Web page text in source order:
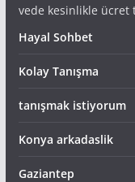
vede kesinlikle ücret
Hayal Sohbet
Kolay Tanışma
tanışmak istiyorum
Konya arkadaslik
Gaziantep